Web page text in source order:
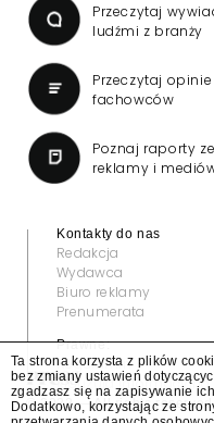
Przeczytaj
ludźmi z branży
Przeczytaj opinie
fachowców
Poznaj raporty
reklamy i
Kontakty do nas
Redakcja
Wydawca
Biuro reklamy
Prenumerata
Prawne:
Regulamin
Klauzula informacyjna
© 2022 — All rights reserved
Ta strona korzysta z plików
bez zmiany ustawień
zgadzasz się na zapisywanie
Dodatkowo, korzystając ze